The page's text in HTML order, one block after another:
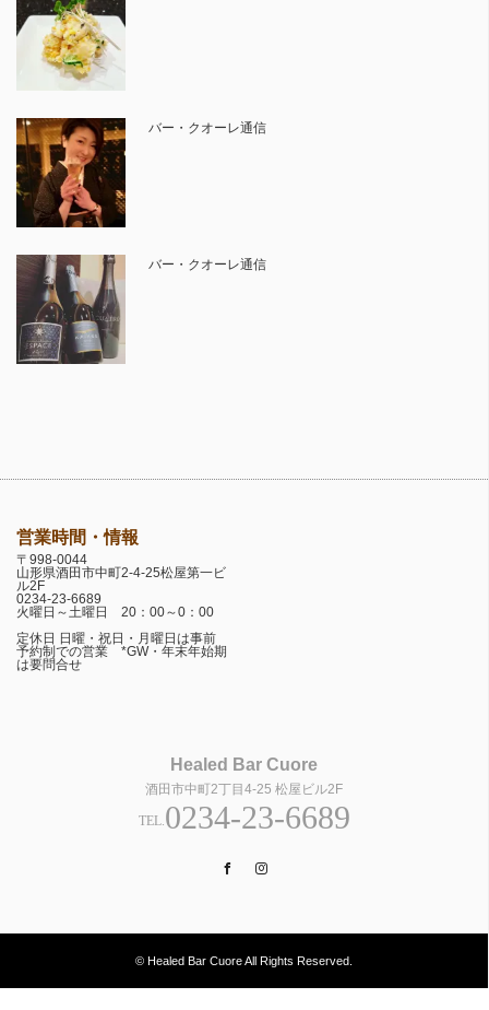
バー・クオーレ通信
バー・クオーレ通信
営業時間・情報
〒998-0044
山形県酒田市中町2-4-25松屋第一ビ
ル2F
0234-23-6689
火曜日～土曜日 20：00～0：00
定休日 日曜・祝日・月曜日は事前
予約制での営業 *GW・年末年始期
は要問合せ
Healed Bar Cuore
酒田市中町2丁目4-25 松屋ビル2F
TEL.0234-23-6689
Facebook
© Healed Bar Cuore All Rights Reserved.